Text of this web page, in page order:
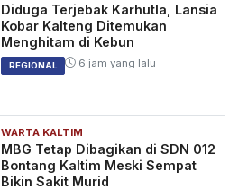
Diduga Terjebak Karhutla, Lansia
Kobar Kalteng Ditemukan
Menghitam di Kebun
REGIONAL 6 jam yang lalu
WARTA KALTIM
MBG Tetap Dibagikan di SDN 012
Bontang Kaltim Meski Sempat
Bikin Sakit Murid